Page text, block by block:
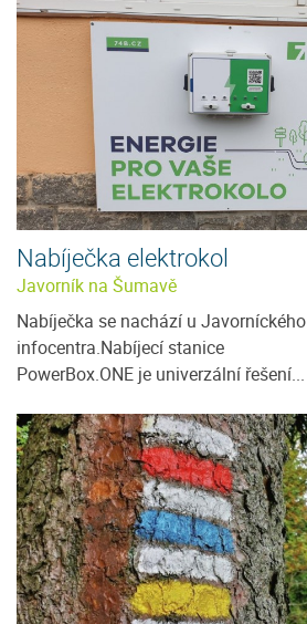
Nabíječka elektrokol
Javorník na Šumavě
Nabíječka se nachází u Javorníckého
infocentra.Nabíjecí stanice
PowerBox.ONE je univerzální řešení...